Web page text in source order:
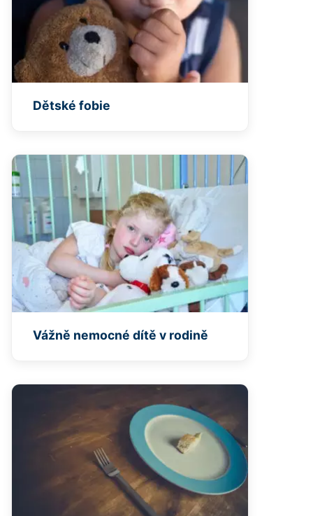
Dětské fobie
Vážně nemocné dítě v rodině